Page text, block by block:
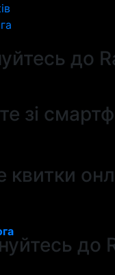
до
зі
квитки
до